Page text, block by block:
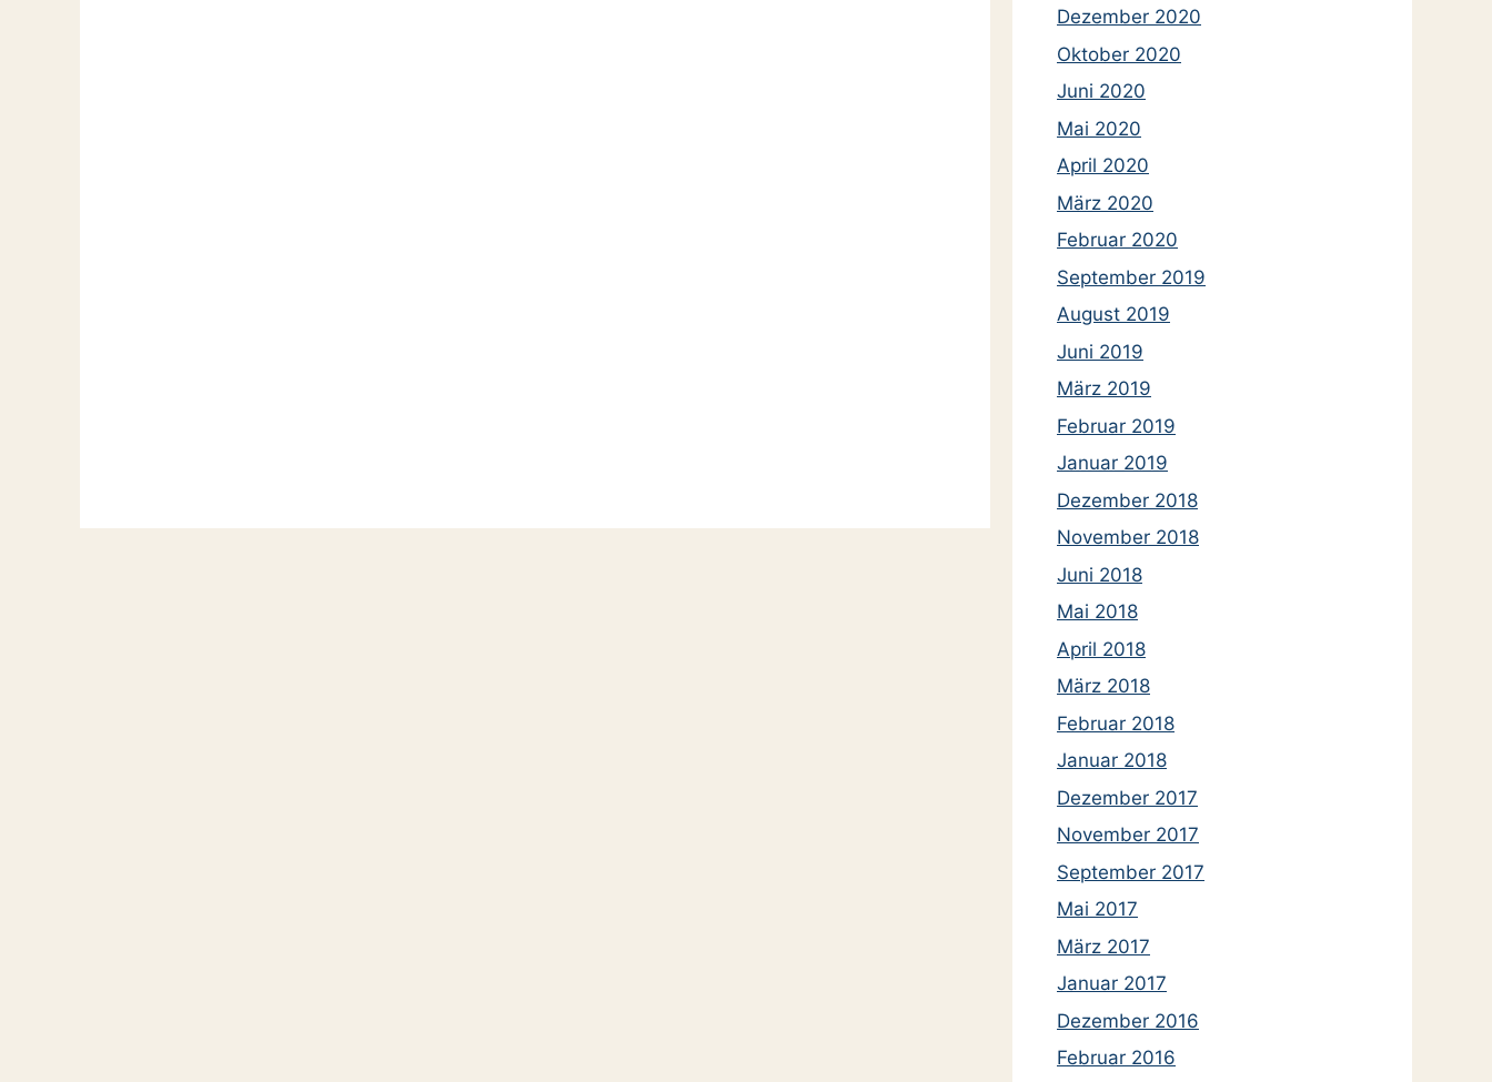
Dezember 2020
Oktober 2020
Juni 2020
Mai 2020
April 2020
März 2020
Februar 2020
September 2019
August 2019
Juni 2019
März 2019
Februar 2019
Januar 2019
Dezember 2018
November 2018
Juni 2018
Mai 2018
April 2018
März 2018
Februar 2018
Januar 2018
Dezember 2017
November 2017
September 2017
Mai 2017
März 2017
Januar 2017
Dezember 2016
Februar 2016